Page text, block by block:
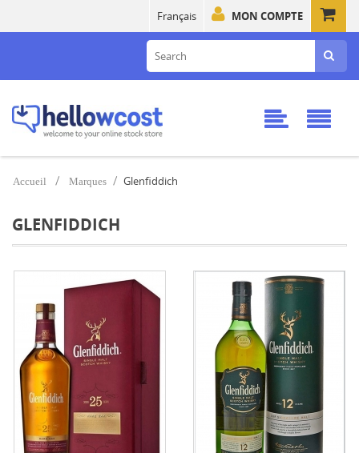
MON COMPTE
Français
Accueil Marques Glenfiddich
GLENFIDDICH